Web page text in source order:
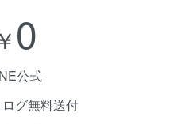
￥ 0
公式
グ無料送付